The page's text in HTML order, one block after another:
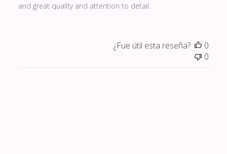
and great quality and attention to detail.
¿Fue útil esta reseña?
0
0